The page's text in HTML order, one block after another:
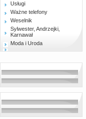
Usługi
Ważne telefony
Weselnik
Sylwester, Andrzejki,
Karnawał
Moda i Uroda